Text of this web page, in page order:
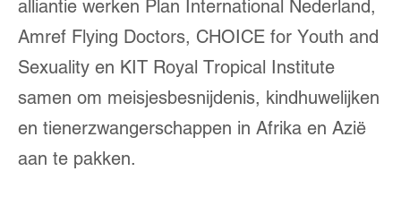
alliantie werken Plan International Nederland,
Amref Flying Doctors, CHOICE for Youth and
Sexuality en KIT Royal Tropical Institute
samen om meisjesbesnijdenis, kindhuwelijken
en tienerzwangerschappen in Afrika en Azië
aan te pakken.